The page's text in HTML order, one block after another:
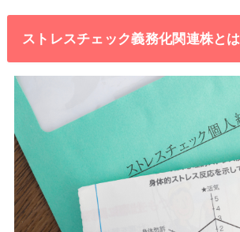
ストレスチェック義務化関連株とは